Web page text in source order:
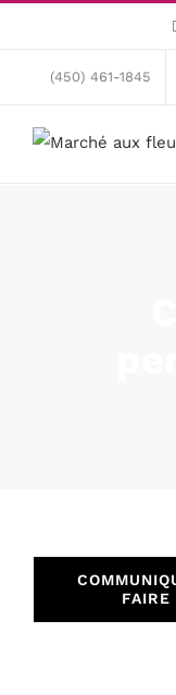
content(450) 461-1845
FAIRE